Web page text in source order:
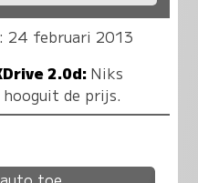
: 24 februari 2013
2.0d: Niks
de prijs.